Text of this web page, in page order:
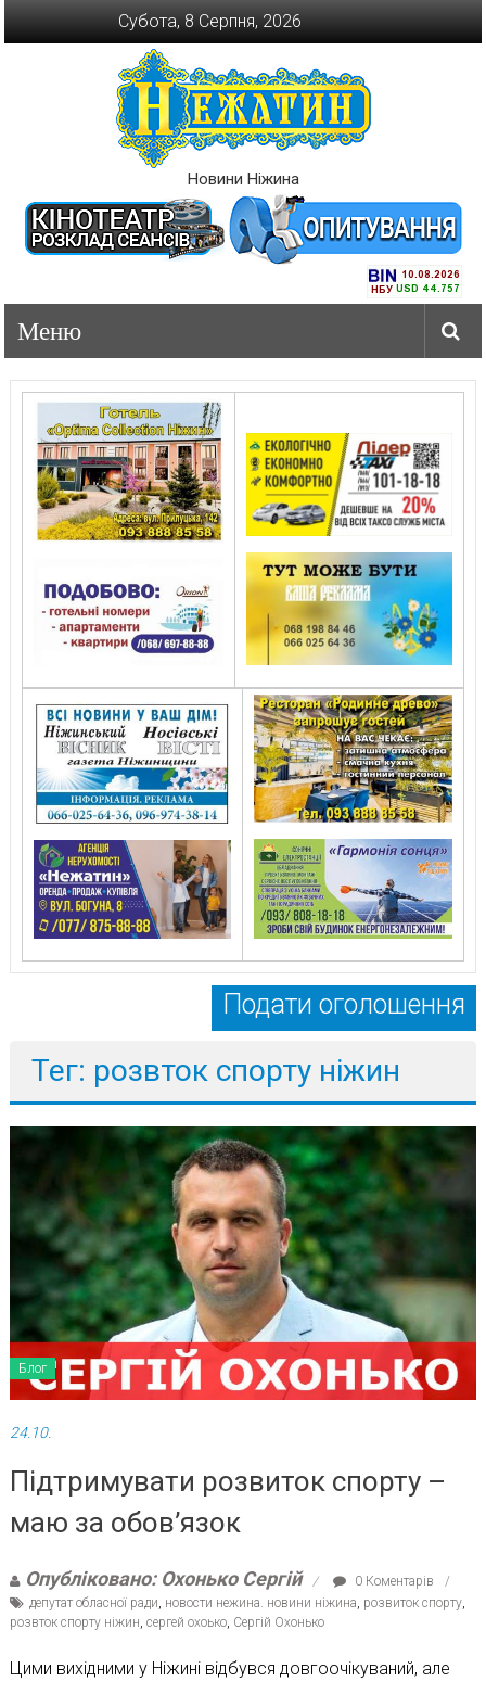
Субота, 8 Серпня, 2026
Новини Ніжина
Подати оголошення
Тег: розвток спорту ніжин
Блог
24.10.
Підтримувати розвиток спорту –
маю за обов’язок
Опубліковано: Охонько Сергій
0 Коментарів
депутат обласної ради, новости нежина. новини ніжина, розвиток спорту,
розвток спорту ніжин, сергей охоько, Сергій Охонько
Цими вихідними у Ніжині відбувся довгоочікуваний, але